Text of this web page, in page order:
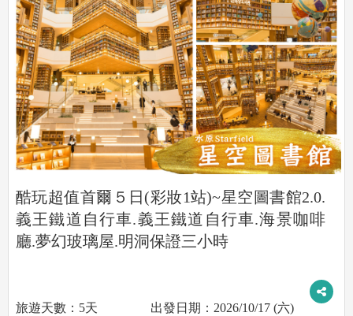
酷玩超值首爾５日(彩妝1站)~星空圖書館2.0.
義王鐵道自行車.義王鐵道自行車.海景咖啡
廳.夢幻玻璃屋.明洞保證三小時
5天
2026/10/17 (六)